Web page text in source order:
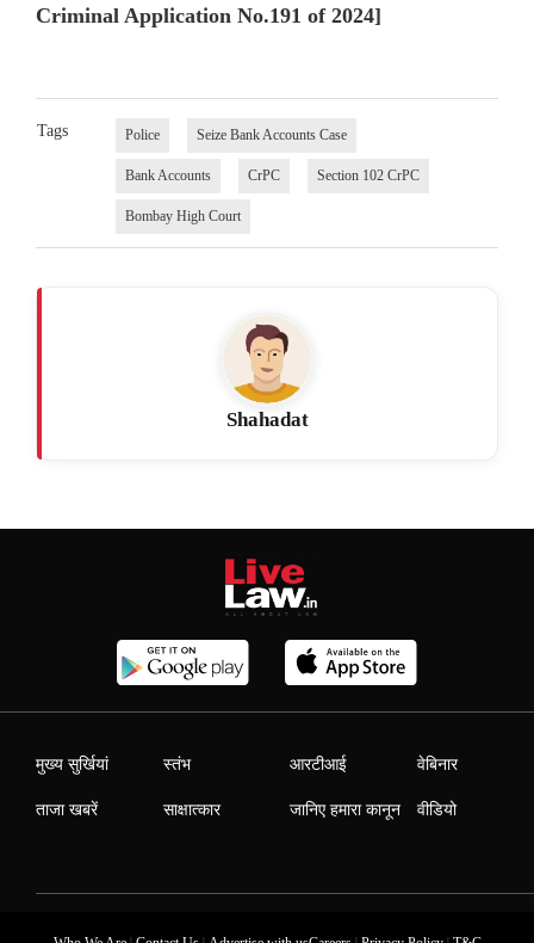
Criminal Application No.191 of 2024]
Tags Police Seize Bank Accounts Case
Bank Accounts CrPC Section 102 CrPC
Bombay High Court
Shahadat
मुख्य सुर्खियां
ताजा खबरें
स्तंभ
साक्षात्कार
आरटीआई
जानिए हमारा कानून
वेबिनार
वीडियो